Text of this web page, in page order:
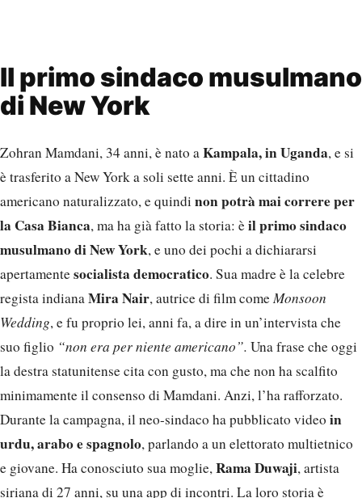
Il primo sindaco musulmano
di New York
Zohran Mamdani, 34 anni, è nato aKampala, in Uganda, e si
è trasferito a New York a soli sette anni. È un cittadino
americano naturalizzato, e quindi non potrà mai correre per
la Casa Bianca, ma ha già fatto la storia: èil primo sindaco
musulmano di New York, e uno dei pochi a dichiararsi
apertamentesocialista democratico. Sua madre è la celebre
regista indianaMira Nair, autrice di film comeMonsoon
Wedding, e fu proprio lei, anni fa, a dire in un’intervista che
suo figlio “non era per niente americano”. Una frase che oggi
la destra statunitense cita con gusto, ma che non ha scalfito
minimamente il consenso di Mamdani. Anzi, l’ha rafforzato.
Durante la campagna, il neo-sindaco ha pubblicato video in
urdu, arabo e spagnolo, parlando a un elettorato multietnico
e giovane. Ha conosciuto sua moglie,Rama Duwaji, artista
siriana di 27 anni, su una app di incontri. La loro storia è